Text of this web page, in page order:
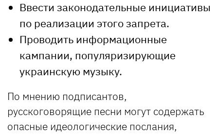
Ввести законодательные инициативы
по реализации этого запрета.
Проводить информационные
кампании, популяризирующие
украинскую музыку.
По мнению подписантов,
русскоговорящие песни могут содержать
опасные идеологические послания,